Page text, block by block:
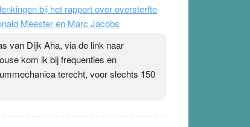
bij het rapport over oversterfte
Meester en Marc Jacobs
van Dijk Aha, via de link naar
kom ik bij frequenties en
terecht, voor slechts 150